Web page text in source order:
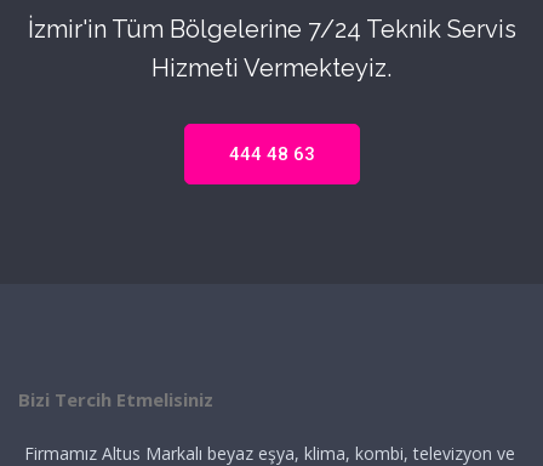
İzmir'in Tüm Bölgelerine 7/24 Teknik Servis
Hizmeti Vermekteyiz.
444 48 63
Bizi Tercih Etmelisiniz
Firmamız Altus Markalı beyaz eşya, klima, kombi, televizyon ve